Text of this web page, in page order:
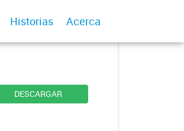
Historias Acerca
DESCARGAR